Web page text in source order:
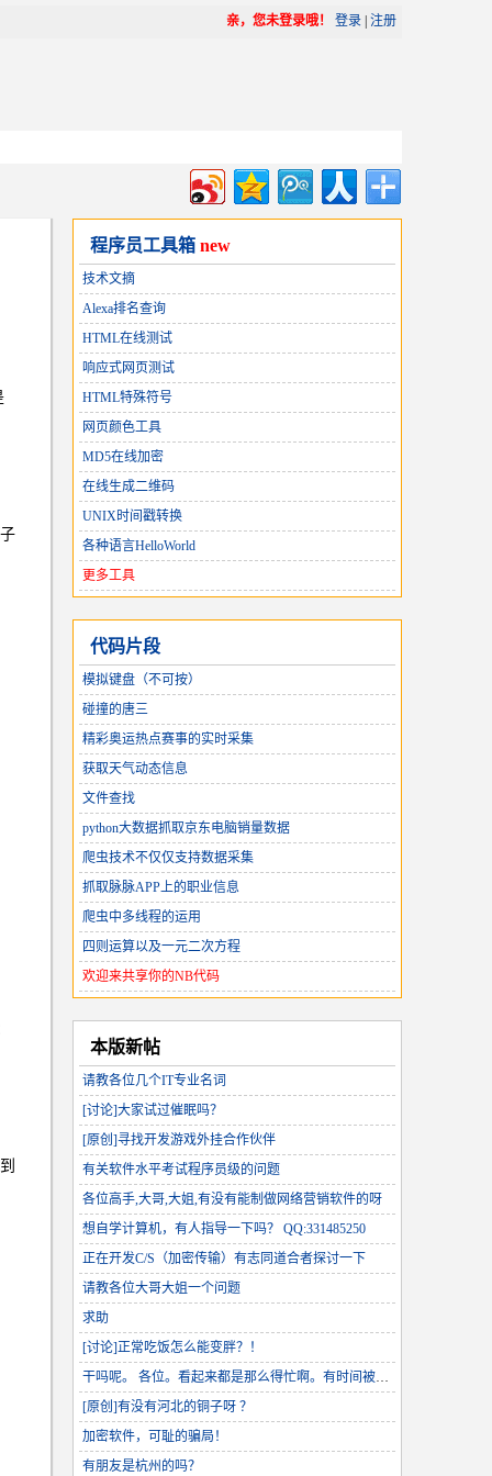
亲，您未登录哦！ 登录 注册
程序员工具箱 new
技术文摘
Alexa排名查询
HTML在线测试
响应式网页测试
HTML特殊符号
网页颜色工具
MD5在线加密
在线生成二维码
UNIX时间戳转换
各种语言HelloWorld
更多工具
代码片段
模拟键盘（不可按）
碰撞的唐三
精彩奥运热点赛事的实时采集
获取天气动态信息
文件查找
python大数据抓取京东电脑销量数据
爬虫技术不仅仅支持数据采集
抓取脉脉APP上的职业信息
爬虫中多线程的运用
四则运算以及一元二次方程
欢迎来共享你的NB代码
本版新帖
请教各位几个IT专业名词
[讨论]大家试过催眠吗？
[原创]寻找开发游戏外挂合作伙伴
有关软件水平考试程序员级的问题
各位高手,大哥,大姐,有没有能制做网络营销软件的呀
想自学计算机，有人指导一下吗？ QQ:331485250
正在开发C/S（加密传输）有志同道合者探讨一下
请教各位大哥大姐一个问题
求助
[讨论]正常吃饭怎么能变胖？！
干吗呢。 各位。看起来都是那么得忙啊。有时间被忘了，和朋友联系一下~！~
[原创]有没有河北的铜子呀 ？
加密软件，可耻的骗局！
有朋友是杭州的吗？